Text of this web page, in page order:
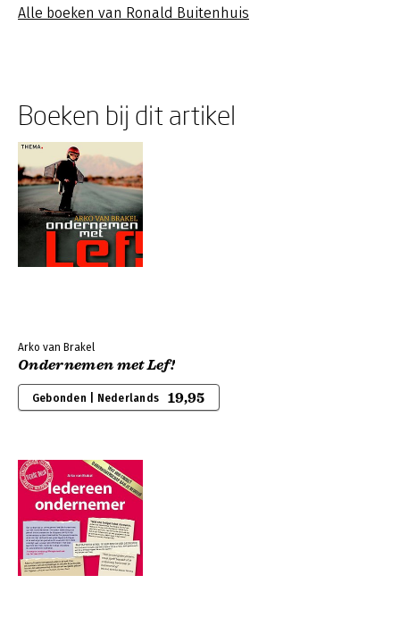
Alle boeken van Ronald Buitenhuis
Boeken bij dit artikel
Arko van Brakel
Ondernemen met Lef!
Gebonden | Nederlands 19,95